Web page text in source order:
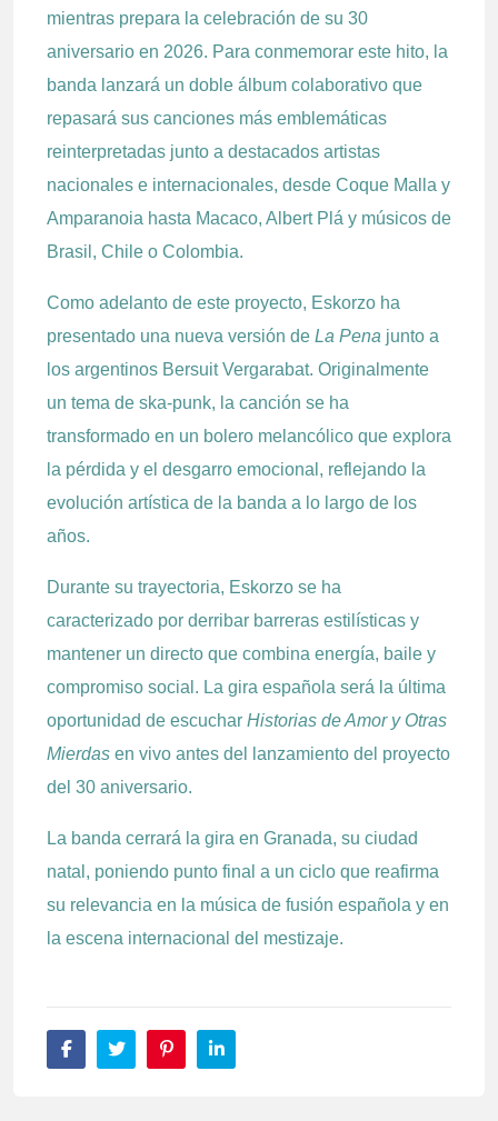
mientras prepara la celebración de su 30
aniversario en 2026. Para conmemorar este hito, la
banda lanzará un doble álbum colaborativo que
repasará sus canciones más emblemáticas
reinterpretadas junto a destacados artistas
nacionales e internacionales, desde Coque Malla y
Amparanoia hasta Macaco, Albert Plá y músicos de
Brasil, Chile o Colombia.
Como adelanto de este proyecto, Eskorzo ha
presentado una nueva versión de La Pena junto a
los argentinos Bersuit Vergarabat. Originalmente
un tema de ska-punk, la canción se ha
transformado en un bolero melancólico que explora
la pérdida y el desgarro emocional, reflejando la
evolución artística de la banda a lo largo de los
años.
Durante su trayectoria, Eskorzo se ha
caracterizado por derribar barreras estilísticas y
mantener un directo que combina energía, baile y
compromiso social. La gira española será la última
oportunidad de escuchar Historias de Amor y Otras
Mierdas en vivo antes del lanzamiento del proyecto
del 30 aniversario.
La banda cerrará la gira en Granada, su ciudad
natal, poniendo punto final a un ciclo que reafirma
su relevancia en la música de fusión española y en
la escena internacional del mestizaje.